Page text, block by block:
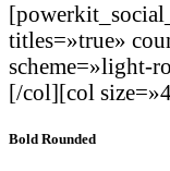
titles=»true»
scheme=»light-
[/col][col
Bold Rounded